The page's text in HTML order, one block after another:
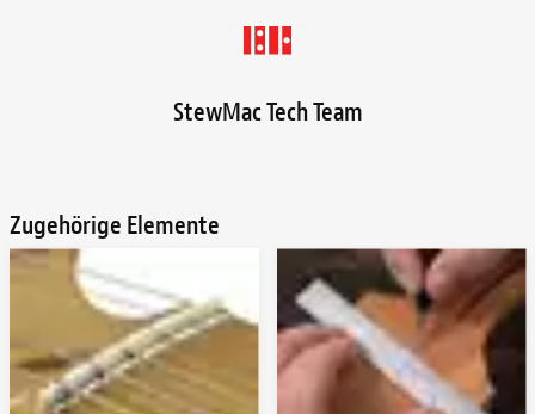
StewMac Tech Team
Zugehörige Elemente